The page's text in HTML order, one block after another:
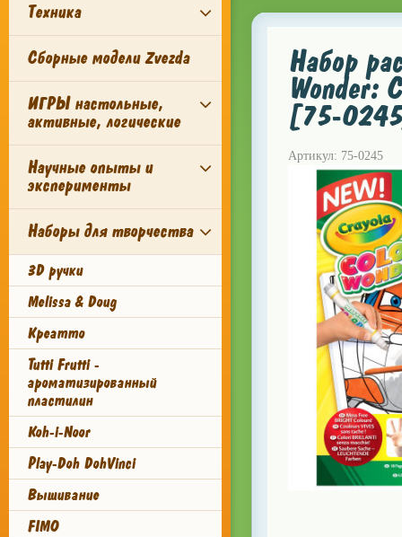
Техника
Сборные модели Zvezda
ИГРЫ настольные,
активные, логические
Научные опыты и
эксперименты
Наборы для творчества
3D ручки
Melissa & Doug
Креатто
Tutti Frutti -
ароматизированный
пластилин
Koh-i-Noor
Play-Doh DohVinci
Вышивание
FIMO
Набор
Wonder:
[75-
Артикул: 75-0245